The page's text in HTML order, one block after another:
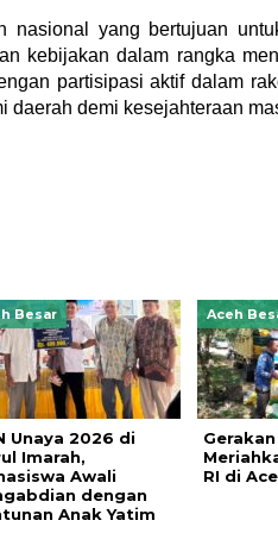
nasional yang bertujuan
kebijakan dalam rangka
partisipasi aktif dalam
daerah demi kesejahteraan
Besar
Unaya 2026 di
Imarah,
Awali
dengan
Anak Yatim
Aceh
RI di